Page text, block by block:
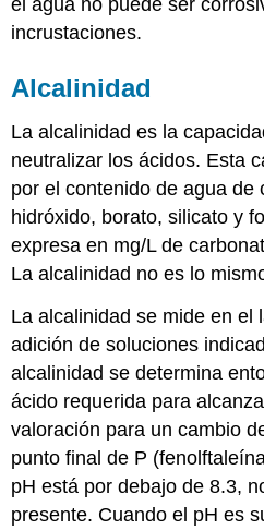
el agua no puede ser
incrustaciones.
Alcalinidad
La alcalinidad es la
neutralizar los ácidos. Esta
por el contenido de agua de
hidróxido, borato, silicato y
expresa en mg/L de
La alcalinidad no es lo
La alcalinidad se mide en el
adición de soluciones
alcalinidad se determina
ácido requerida para
valoración para un cambio
punto final de P
pH está por debajo de 8.3,
presente. Cuando el pH es